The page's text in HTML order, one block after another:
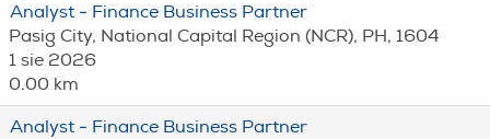
Analyst - Finance Business Partner
Pasig City, National Capital Region (NCR), PH, 1604
1 sie 2026
0.00 km
Analyst - Finance Business Partner